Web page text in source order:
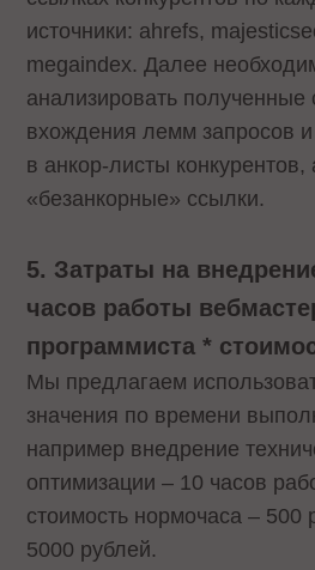
источники: ahrefs,
megaindex. Далее
анализировать полученные
вхождения лемм запросов
в анкор-листы
«безанкорные» ссылки.
5. Затраты на
часов работы
программиста *
Мы предлагаем
значения по времени
например внедрение
оптимизации – 10 часов
стоимость нормочаса – 500
5000 рублей.